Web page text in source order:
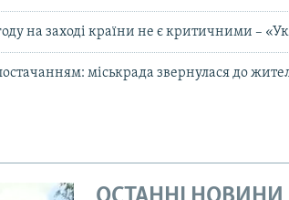
на заході країни не є критичними –
міськрада звернулася до